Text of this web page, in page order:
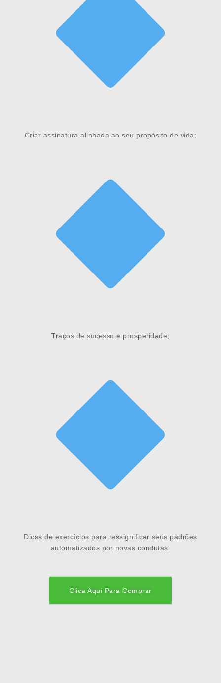
Criar assinatura alinhada ao seu propósito de vida;
Traços de sucesso e prosperidade;
Dicas de exercícios para ressignificar seus padrões
automatizados por novas condutas.
Clica Aqui Para Comprar